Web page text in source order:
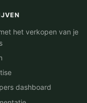
het verkopen van je
dashboard